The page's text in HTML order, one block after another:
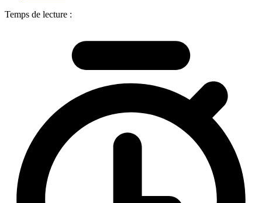
Temps de lecture :